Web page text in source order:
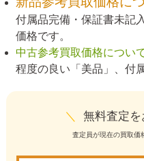
付属品完備・保証書未記
価格です。
中古参考買取価格につい
程度の良い「美品」、付
＼ 無料査定
査定員が現在の買取価